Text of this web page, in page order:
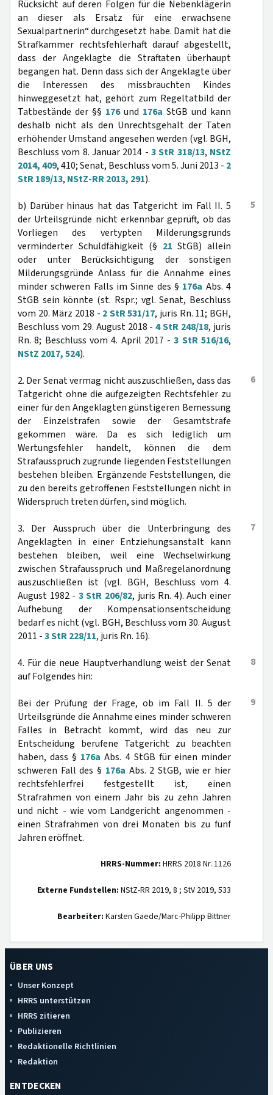
Rücksicht auf deren Folgen für die Nebenklägerin
an dieser als Ersatz für eine erwachsene
Sexualpartnerin“ durchgesetzt habe. Damit hat die
Strafkammer rechtsfehlerhaft darauf abgestellt,
dass der Angeklagte die Straftaten überhaupt
begangen hat. Denn dass sich der Angeklagte über
die Interessen des missbrauchten Kindes
hinweggesetzt hat, gehört zum Regeltatbild der
Tatbestände der §§ 176und 176a StGB und kann
deshalb nicht als den Unrechtsgehalt der Taten
erhöhender Umstand angesehen werden (vgl. BGH,
Beschluss vom 8. Januar 2014 - 3 StR 318/13, NStZ
2014, 409, 410; Senat, Beschluss vom 5. Juni 2013 - 2
StR 189/13, NStZ-RR 2013, 291).
5
b) Darüber hinaus hat das Tatgericht im Fall II. 5
der Urteilsgründe nicht erkennbar geprüft, ob das
Vorliegen des vertypten Milderungsgrunds
verminderter Schuldfähigkeit (§ 21 StGB) allein
oder unter Berücksichtigung der sonstigen
Milderungsgründe Anlass für die Annahme eines
minder schweren Falls im Sinne des § 176a Abs. 4
StGB sein könnte (st. Rspr.; vgl. Senat, Beschluss
vom 20. März 2018 - 2 StR 531/17, juris Rn. 11; BGH,
Beschluss vom 29. August 2018 -4 StR 248/18, juris
Rn. 8; Beschluss vom 4. April 2017 -3 StR 516/16,
NStZ 2017, 524).
6
2. Der Senat vermag nicht auszuschließen, dass das
Tatgericht ohne die aufgezeigten Rechtsfehler zu
einer für den Angeklagten günstigeren Bemessung
der Einzelstrafen sowie der Gesamtstrafe
gekommen wäre. Da es sich lediglich um
Wertungsfehler handelt, können die dem
Strafausspruch zugrunde liegenden Feststellungen
bestehen bleiben. Ergänzende Feststellungen, die
zu den bereits getroffenen Feststellungen nicht in
Widerspruch treten dürfen, sind möglich.
7
3. Der Ausspruch über die Unterbringung des
Angeklagten in einer Entziehungsanstalt kann
bestehen bleiben, weil eine Wechselwirkung
zwischen Strafausspruch und Maßregelanordnung
auszuschließen ist (vgl. BGH, Beschluss vom 4.
August 1982 - 3 StR 206/82, juris Rn. 4). Auch einer
Aufhebung der Kompensationsentscheidung
bedarf es nicht (vgl. BGH, Beschluss vom 30. August
2011 -3 StR 228/11, juris Rn. 16).
8
4. Für die neue Hauptverhandlung weist der Senat
auf Folgendes hin:
9
Bei der Prüfung der Frage, ob im Fall II. 5 der
Urteilsgründe die Annahme eines minder schweren
Falles in Betracht kommt, wird das neu zur
Entscheidung berufene Tatgericht zu beachten
haben, dass § 176a Abs. 4 StGB für einen minder
schweren Fall des § 176a Abs. 2 StGB, wie er hier
rechtsfehlerfrei festgestellt ist, einen
Strafrahmen von einem Jahr bis zu zehn Jahren
und nicht - wie vom Landgericht angenommen -
einen Strafrahmen von drei Monaten bis zu fünf
Jahren eröffnet.
HRRS-Nummer: HRRS 2018 Nr. 1126
Externe Fundstellen: NStZ-RR 2019, 8 ; StV 2019, 533
Bearbeiter: Karsten Gaede/Marc-Philipp Bittner
ÜBER UNS
Unser Konzept
HRRS unterstützen
HRRS zitieren
Publizieren
Redaktionelle Richtlinien
Redaktion
ENTDECKEN